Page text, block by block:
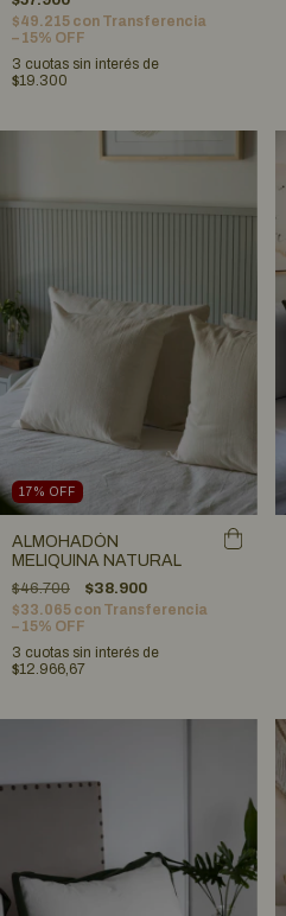
$49.215 con Transferencia
– 15% OFF
3 cuotas sin interés de
$19.300
17% OFF
ALMOHADÓN
MELIQUINA NATURAL
$46.700
$38.900
$33.065 con Transferencia
– 15% OFF
3 cuotas sin interés de
$12.966,67